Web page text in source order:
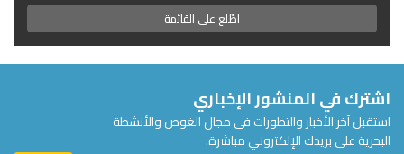
اطّلع على القائمة
اشترك في المنشور الإخباري
استقبل آخر الأخبار والتطورات في مجال الغوص والأنشطة
البحرية على بريدك الإلكتروني مباشرة.